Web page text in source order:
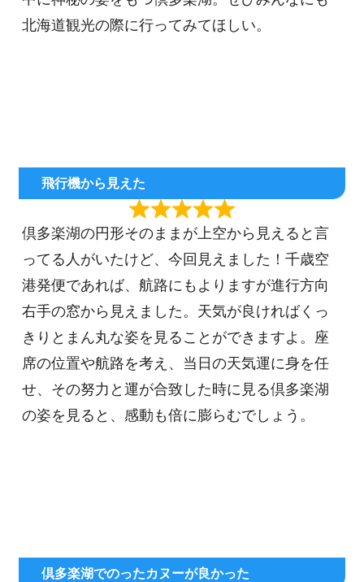
北海道観光の際に行ってみてほしい。
飛行機から見えた
倶多楽湖の円形そのままが上空から見えると言
ってる人がいたけど、今回見えました！千歳空
港発便であれば、航路にもよりますが進行方向
右手の窓から見えました。天気が良ければくっ
きりとまん丸な姿を見ることができますよ。座
席の位置や航路を考え、当日の天気運に身を任
せ、その努力と運が合致した時に見る倶多楽湖
の姿を見ると、感動も倍に膨らむでしょう。
倶多楽湖でのったカヌーが良かった